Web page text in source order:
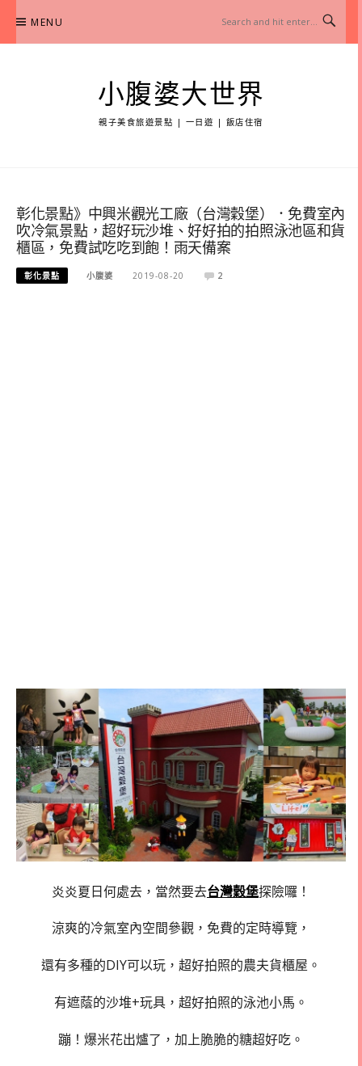
content
MENU
小腹婆大世界
親子美食旅遊景點 | 一日遊 | 飯店住宿
彰化景點》中興米觀光工廠（台灣穀堡）．免費室內
吹冷氣景點，超好玩沙堆、好好拍的拍照泳池區和貨
櫃區，免費試吃吃到飽！雨天備案
彰化景點 小腹婆 2019-08-20 2
炎炎夏日何處去，當然要去台灣穀堡探險囉！
涼爽的冷氣室內空間參觀，免費的定時導覽，
還有多種的DIY可以玩，超好拍照的農夫貨櫃屋。
有遮蔭的沙堆+玩具，超好拍照的泳池小馬。
蹦！爆米花出爐了，加上脆脆的糖超好吃。